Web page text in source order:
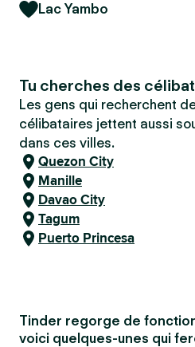
Lac Yambo
Tu cherches des
Les gens qui recherchent
célibataires jettent aussi
dans ces villes.
Quezon City
Manille
Davao City
Tagum
Puerto Princesa
Tinder regorge de
voici quelques-unes qui